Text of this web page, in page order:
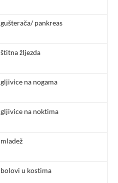
gušterača/ pankreas
štitna žljezda
gljivice na nogama
gljivice na noktima
mladež
bolovi u kostima